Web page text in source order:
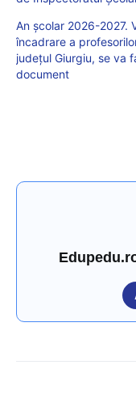
An școlar 2026-2027.
încadrare a
județul Giurgiu, se va
document